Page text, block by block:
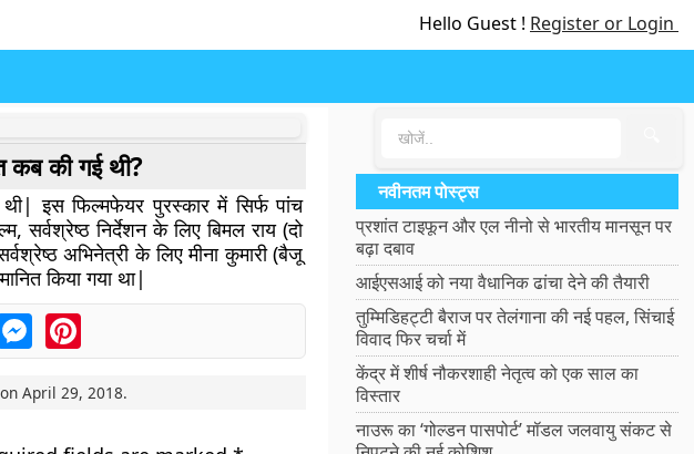
Hello Guest ! Register or Login
की गई थी?
इस फिल्मफेयर पुरस्कार में सिर्फ पांच
सर्वश्रेष्ठ निर्देशन के लिए बिमल राय (दो
अभिनेत्री के लिए मीना कुमारी (बैजू
किया गया था|
MessengerPinterest
April 29, 2018.
नवीनतम पोस्ट्स
प्रशांत टाइफून और एल नीनो से भारतीय मानसून पर
बढ़ा दबाव
आईएसआई को नया वैधानिक ढांचा देने की तैयारी
तुम्मिडिहट्टी बैराज पर तेलंगाना की नई पहल, सिंचाई
विवाद फिर चर्चा में
केंद्र में शीर्ष नौकरशाही नेतृत्व को एक साल का
विस्तार
नाउरू का ‘गोल्डन पासपोर्ट’ मॉडल जलवायु संकट से